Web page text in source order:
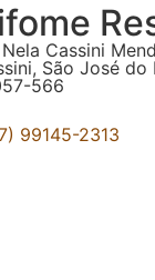
Nela Cassini
São José do
566
99145-2313